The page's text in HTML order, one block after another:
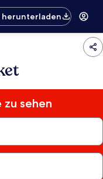
herunterladen
zu sehen